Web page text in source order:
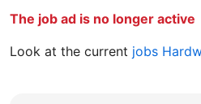
The job ad is no longer active
Look at the current jobs